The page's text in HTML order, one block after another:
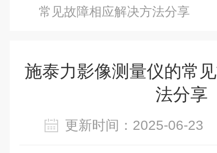
常见故障相应解决方法分享
施泰力影像测量仪的常
法分享
更新时间：2025-06-